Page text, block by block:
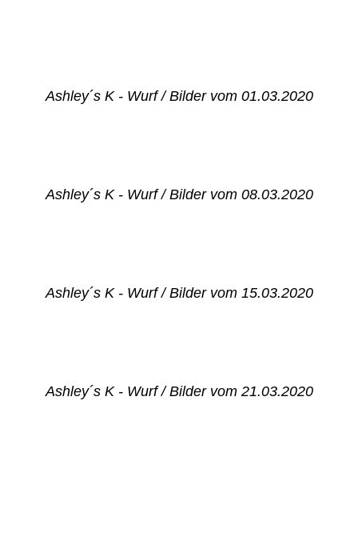
Ashley´s K - Wurf / Bilder vom 01.03.2020
Ashley´s K - Wurf / Bilder vom 08.03.2020
Ashley´s K - Wurf / Bilder vom 15.03.2020
Ashley´s K - Wurf / Bilder vom 21.03.2020